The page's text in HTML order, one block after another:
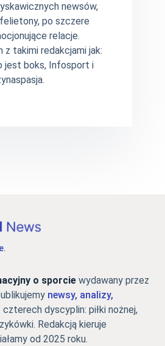
newsów,
po szczere
relacje.
z takimi redakcjami jak:
jest boks, Infosport i
o sporcie wydawany przez
newsy, analizy,
czterech dyscyplin: piłki nożnej,
Redakcją kieruje
od 2025 roku.